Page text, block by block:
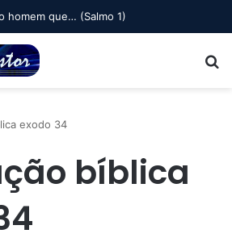
homem que… (Salmo 1)
exodo 34
bíblica